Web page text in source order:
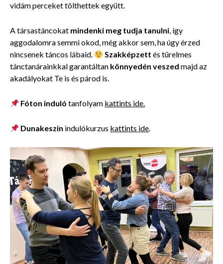
vidám perceket tölthettek együtt.
A társastáncokat mindenki meg tudja tanulni, így
aggodalomra semmi okod, még akkor sem, ha úgy érzed
nincsenek táncos lábaid.
Szakképzett és türelmes
tánctanárainkkal garantáltan könnyedén veszed majd az
akadályokat Te is és párod is.
Fóton induló tanfolyam kattints ide.
Dunakeszin indulókurzus kattints ide.